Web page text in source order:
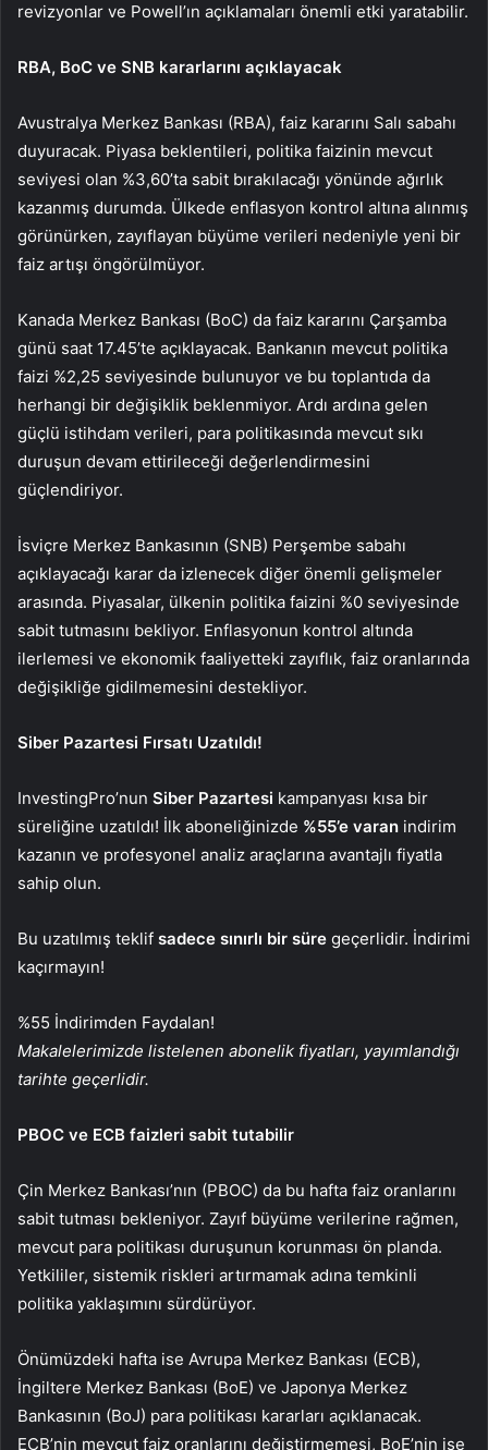
revizyonlar ve Powell’ın açıklamaları önemli etki yaratabilir.
RBA, BoC ve SNB kararlarını açıklayacak
Avustralya Merkez Bankası (RBA), faiz kararını Salı sabahı
duyuracak. Piyasa beklentileri, politika faizinin mevcut
seviyesi olan %3,60’ta sabit bırakılacağı yönünde ağırlık
kazanmış durumda. Ülkede enflasyon kontrol altına alınmış
görünürken, zayıflayan büyüme verileri nedeniyle yeni bir
faiz artışı öngörülmüyor.
Kanada Merkez Bankası (BoC) da faiz kararını Çarşamba
günü saat 17.45’te açıklayacak. Bankanın mevcut politika
faizi %2,25 seviyesinde bulunuyor ve bu toplantıda da
herhangi bir değişiklik beklenmiyor. Ardı ardına gelen
güçlü istihdam verileri, para politikasında mevcut sıkı
duruşun devam ettirileceği değerlendirmesini
güçlendiriyor.
İsviçre Merkez Bankasının (SNB) Perşembe sabahı
açıklayacağı karar da izlenecek diğer önemli gelişmeler
arasında. Piyasalar, ülkenin politika faizini %0 seviyesinde
sabit tutmasını bekliyor. Enflasyonun kontrol altında
ilerlemesi ve ekonomik faaliyetteki zayıflık, faiz oranlarında
değişikliğe gidilmemesini destekliyor.
Siber Pazartesi Fırsatı Uzatıldı!
InvestingPro’nun Siber Pazartesi kampanyası kısa bir
süreliğine uzatıldı! İlk aboneliğinizde %55’e varan indirim
kazanın ve profesyonel analiz araçlarına avantajlı fiyatla
sahip olun.
Bu uzatılmış teklif sadece sınırlı bir süre geçerlidir. İndirimi
kaçırmayın!
%55 İndirimden Faydalan!
Makalelerimizde listelenen abonelik fiyatları, yayımlandığı
tarihte geçerlidir.
PBOC ve ECB faizleri sabit tutabilir
Çin Merkez Bankası’nın (PBOC) da bu hafta faiz oranlarını
sabit tutması bekleniyor. Zayıf büyüme verilerine rağmen,
mevcut para politikası duruşunun korunması ön planda.
Yetkililer, sistemik riskleri artırmamak adına temkinli
politika yaklaşımını sürdürüyor.
Önümüzdeki hafta ise Avrupa Merkez Bankası (ECB),
İngiltere Merkez Bankası (BoE) ve Japonya Merkez
Bankasının (BoJ) para politikası kararları açıklanacak.
ECB’nin mevcut faiz oranlarını değiştirmemesi, BoE’nin ise